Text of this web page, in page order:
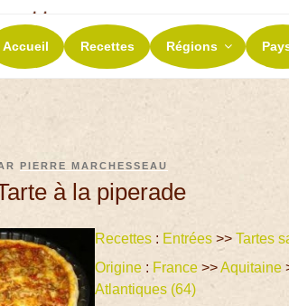
RECETTES ET
La richesse de nos terroirs
Accueil Recettes Régions
PIERRE MARCHESSEAU
à la piperade
Recettes: Entrées>> Tartes
Origine: France>>Aquitaine
Atlantiques (64)